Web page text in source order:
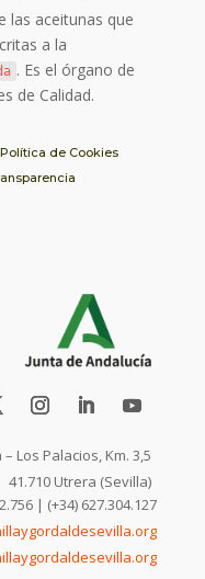
las aceitunas que
a la
. Es el órgano de
de Calidad.
Política de Cookies
Los Palacios, Km. 3,5
41.710 Utrera (Sevilla)
| (+34) 627.304.127